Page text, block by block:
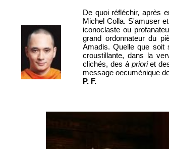
De quoi réfléchir, après
Michel Colla. S'amuser
iconoclaste ou
grand ordonnateur du
Amadis. Quelle que soit
croustillante, dans la
clichés, des à prioriet
message oecuménique
P. F.